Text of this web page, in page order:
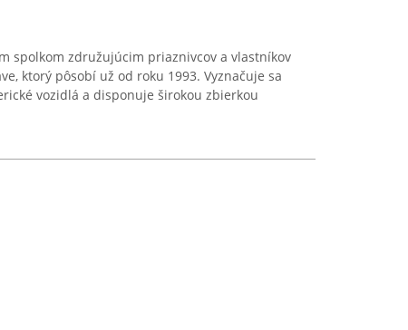
spolkom združujúcim priaznivcov a vlastníkov
ktorý pôsobí už od roku 1993. Vyznačuje sa
vozidlá a disponuje širokou zbierkou